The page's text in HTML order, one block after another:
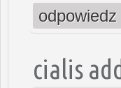
odpowiedz
cialis